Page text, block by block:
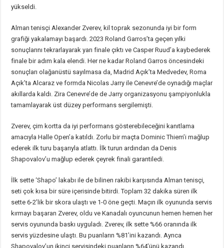
yükseldi.
Alman tenisçi Alexander Zverev, kil toprak sezonunda iyi bir form
grafiği yakalamayı başardı. 2023 Roland Garros’ta geçen yılki
sonuçlarını tekrarlayarak yarı finale çıktı ve Casper Ruud’a kaybederek
finale bir adım kala elendi. Her ne kadar Roland Garros öncesindeki
sonuçları olağanüstü sayılmasa da, Madrid Açık’ta Medvedev, Roma
Açık’ta Alcaraz ve formda Nicolas Jarry ile Cenevre’de oynadığı maçlar
akıllarda kaldı. Zira Cenevre’de de Jarry organizasyonu şampiyonlukla
tamamlayarak üst düzey performans sergilemişti.
Zverev, çim kortta da iyi performans gösterebileceğini kanıtlama
amacıyla Halle Open’a katıldı. Zorlu bir maçta Dominic Thiem’i mağlup
ederek ilk turu başarıyla atlattı. İlk turun ardından da Denis
Shapovalov’u mağlup ederek çeyrek finali garantiledi.
İlk sette ‘Shapo’ lakabı ile de bilinen rakibi karşısında Alman tenisçi,
seti çok kısa bir süre içerisinde bitirdi. Toplam 32 dakika süren ilk
sette 6-2’lik bir skora ulaştı ve 1-0 öne geçti. Maçın ilk oyununda servis
kırmayı başaran Zverev, oldu ve Kanadalı oyuncunun hemen hemen her
servis oyununda baskı uyguladı. Zverev, ilk sette %66 oranında ilk
servis yüzdesine ulaştı. Bu puanların %81’ini kazandı. Ayrıca
Shapovalov’un ikinci servisindeki puanların %64’ünü kazandı.